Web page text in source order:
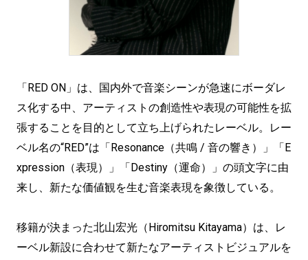
「RED ON」は、国内外で音楽シーンが急速にボーダレ
ス化する中、アーティストの創造性や表現の可能性を拡
張することを目的として立ち上げられたレーベル。レー
ベル名の“RED”は「Resonance（共鳴 / 音の響き）」「E
xpression（表現）」「Destiny（運命）」の頭文字に由
来し、新たな価値観を生む音楽表現を象徴している。
移籍が決まった北山宏光（Hiromitsu Kitayama）は、レ
ーベル新設に合わせて新たなアーティストビジュアルを